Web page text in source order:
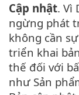
Cập nhật. Vì
ngừng phát
không cần
triển khai
thế đối với
như Sản